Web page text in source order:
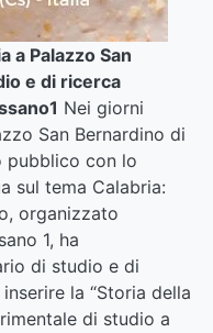
a Palazzo San
e di ricerca
Nei giorni
San Bernardino di
pubblico con lo
sul tema Calabria:
organizzato
1, ha
di studio e di
la “Storia della
di studio a